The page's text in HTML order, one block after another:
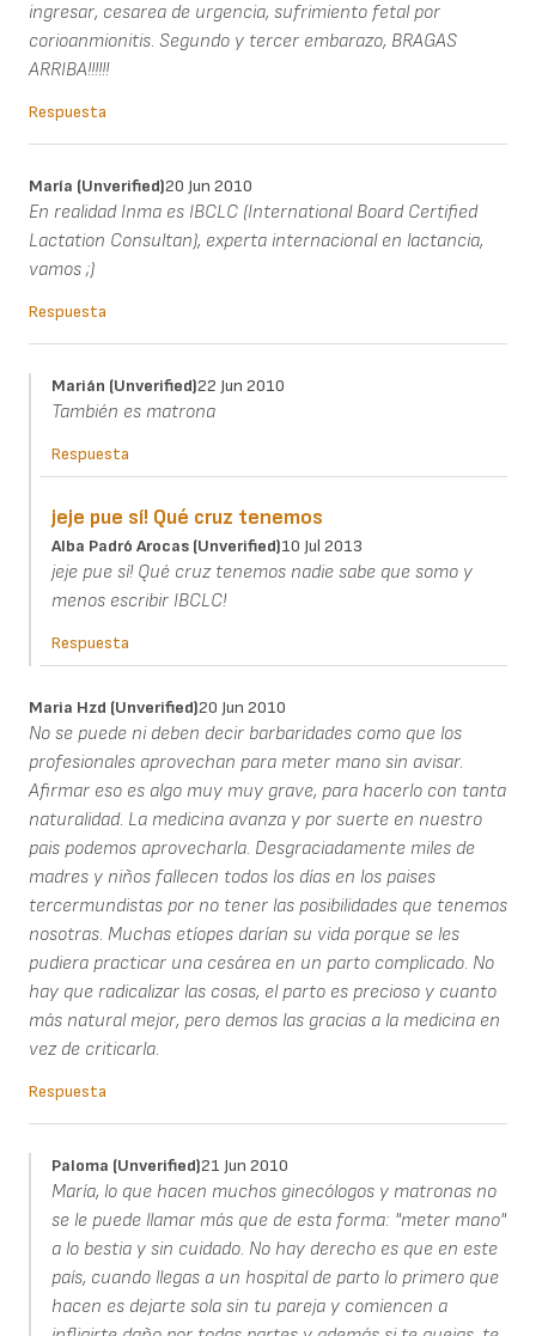
ingresar, cesarea de urgencia, sufrimiento fetal por
corioanmionitis. Segundo y tercer embarazo, BRAGAS
ARRIBA!!!!!!
Respuesta
María (unverified)20 Jun 2010
En realidad Inma es IBCLC (International Board Certified
Lactation Consultan), experta internacional en lactancia,
vamos ;)
Respuesta
Marián (unverified)22 Jun 2010
También es matrona
Respuesta
jeje pue sí! Qué cruz tenemos
Alba Padró Arocas (unverified)10 Jul 2013
jeje pue sí! Qué cruz tenemos nadie sabe que somo y
menos escribir IBCLC!
Respuesta
Maria Hzd (unverified)20 Jun 2010
No se puede ni deben decir barbaridades como que los
profesionales aprovechan para meter mano sin avisar.
Afirmar eso es algo muy muy grave, para hacerlo con tanta
naturalidad. La medicina avanza y por suerte en nuestro
pais podemos aprovecharla. Desgraciadamente miles de
madres y niños fallecen todos los días en los paises
tercermundistas por no tener las posibilidades que tenemos
nosotras. Muchas etíopes darían su vida porque se les
pudiera practicar una cesárea en un parto complicado. No
hay que radicalizar las cosas, el parto es precioso y cuanto
más natural mejor, pero demos las gracias a la medicina en
vez de criticarla.
Respuesta
Paloma (unverified)21 Jun 2010
María, lo que hacen muchos ginecólogos y matronas no
se le puede llamar más que de esta forma: "meter mano"
a lo bestia y sin cuidado. No hay derecho es que en este
país, cuando llegas a un hospital de parto lo primero que
hacen es dejarte sola sin tu pareja y comiencen a